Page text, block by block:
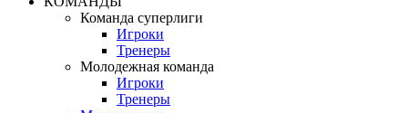
Команда суперлиги
Игроки
Тренеры
Молодежная команда
Игроки
Тренеры